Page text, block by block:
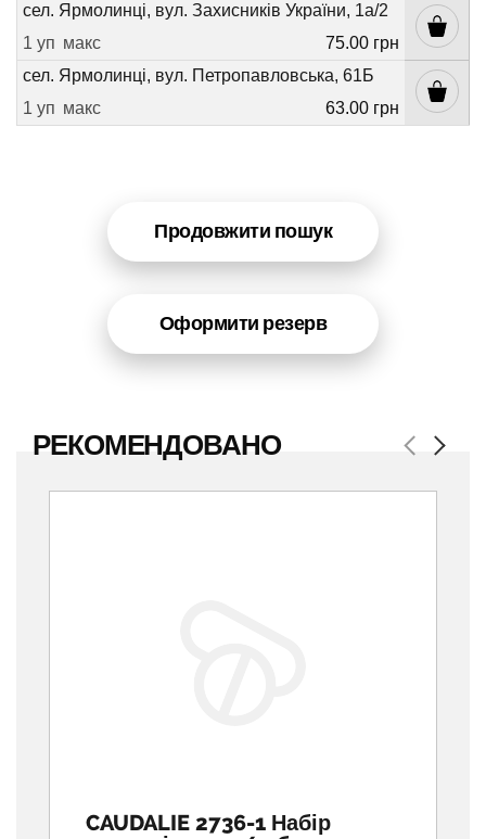
сел. Ярмолинці, вул. Захисників України, 1а/2
1 уп макс
75.00 грн
сел. Ярмолинці, вул. Петропавловська, 61Б
1 уп макс 63.00 грн
Продовжити пошук
Оформити резерв
РЕКОМЕНДОВАНО Previous
CAUDALIE 2736-1 Набір
Next